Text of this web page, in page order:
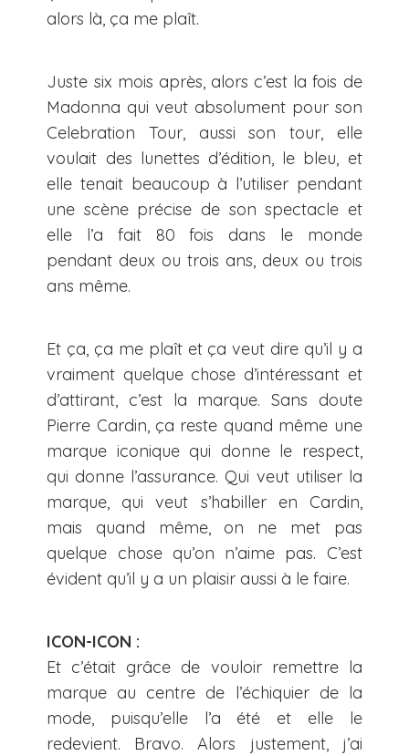
alors là, ça me plaît.
Juste six mois après, alors c’est la fois de
Madonna qui veut absolument pour son
Celebration Tour, aussi son tour, elle
voulait des lunettes d’édition, le bleu, et
elle tenait beaucoup à l’utiliser pendant
une scène précise de son spectacle et
elle l’a fait 80 fois dans le monde
pendant deux ou trois ans, deux ou trois
ans même.
Et ça, ça me plaît et ça veut dire qu’il y a
vraiment quelque chose d’intéressant et
d’attirant, c’est la marque. Sans doute
Pierre Cardin, ça reste quand même une
marque iconique qui donne le respect,
qui donne l’assurance. Qui veut utiliser la
marque, qui veut s’habiller en Cardin,
mais quand même, on ne met pas
quelque chose qu’on n’aime pas. C’est
évident qu’il y a un plaisir aussi à le faire.
ICON-ICON :
Et c’était grâce de vouloir remettre la
marque au centre de l’échiquier de la
mode, puisqu’elle l’a été et elle le
redevient. Bravo. Alors justement, j’ai